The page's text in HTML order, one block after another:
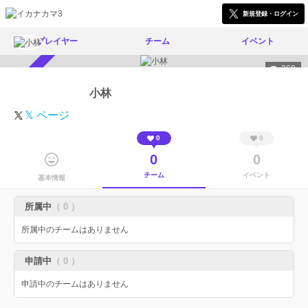
新規登録・ログイン
プレイヤー チーム イベント
360
小林
𝕏 ページ
基本情報
0
0
チーム
0
0
イベント
所属中 （ 0 ）
所属中のチームはありません
申請中 （ 0 ）
申請中のチームはありません